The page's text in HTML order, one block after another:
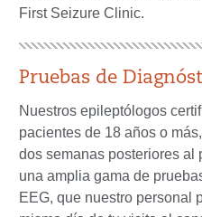
First Seizure Clinic.
Pruebas de
Nuestros epileptólogos
pacientes de 18 años o
dos semanas posteriores al
una amplia gama de
EEG, que nuestro personal